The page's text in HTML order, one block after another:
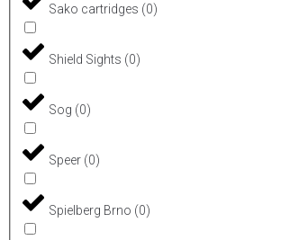
Sako cartridges (0)
Shield Sights (0)
Sog (0)
Speer (0)
Spielberg Brno (0)